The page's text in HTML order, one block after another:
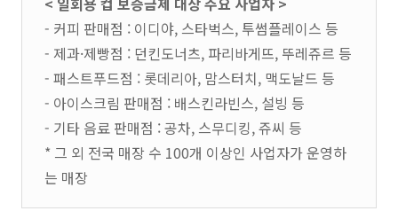
- 커피 판매점 : 이디야, 스타벅스, 투썸플레이스 등
- 제과·제빵점 : 던킨도너츠, 파리바게뜨, 뚜레쥬르 등
- 패스트푸드점 : 롯데리아, 맘스터치, 맥도날드 등
- 아이스크림 판매점 : 배스킨라빈스, 설빙 등
- 기타 음료 판매점 : 공차, 스무디킹, 쥬씨 등
* 그 외 전국 매장 수 100개 이상인 사업자가 운영하
는 매장